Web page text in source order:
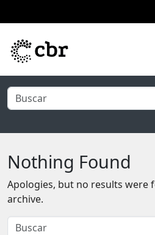
Nothing Found
Apologies, but no results were
archive.